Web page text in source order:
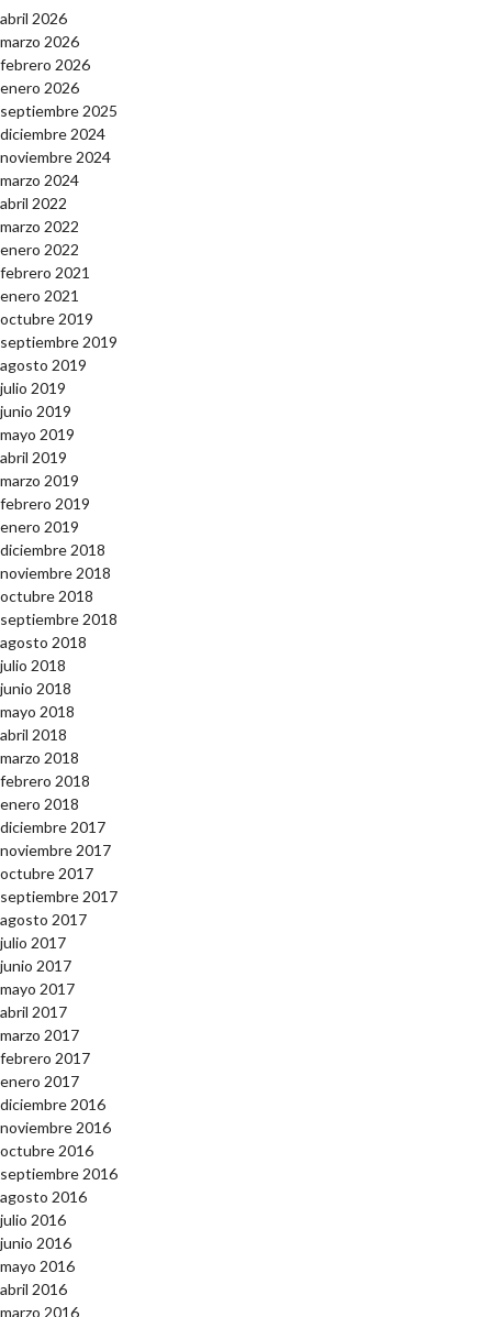
abril 2026
marzo 2026
febrero 2026
enero 2026
septiembre 2025
diciembre 2024
noviembre 2024
marzo 2024
abril 2022
marzo 2022
enero 2022
febrero 2021
enero 2021
octubre 2019
septiembre 2019
agosto 2019
julio 2019
junio 2019
mayo 2019
abril 2019
marzo 2019
febrero 2019
enero 2019
diciembre 2018
noviembre 2018
octubre 2018
septiembre 2018
agosto 2018
julio 2018
junio 2018
mayo 2018
abril 2018
marzo 2018
febrero 2018
enero 2018
diciembre 2017
noviembre 2017
octubre 2017
septiembre 2017
agosto 2017
julio 2017
junio 2017
mayo 2017
abril 2017
marzo 2017
febrero 2017
enero 2017
diciembre 2016
noviembre 2016
octubre 2016
septiembre 2016
agosto 2016
julio 2016
junio 2016
mayo 2016
abril 2016
marzo 2016